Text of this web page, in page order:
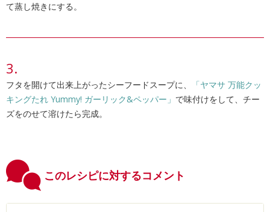
て蒸し焼きにする。
フタを開けて出来上がったシーフードスープに、
「ヤマサ 万能クッ
キングたれ Yummy! ガーリック&ペッパー」 で味付けをして、チー
ズをのせて溶けたら完成。
このレシピに対するコメント